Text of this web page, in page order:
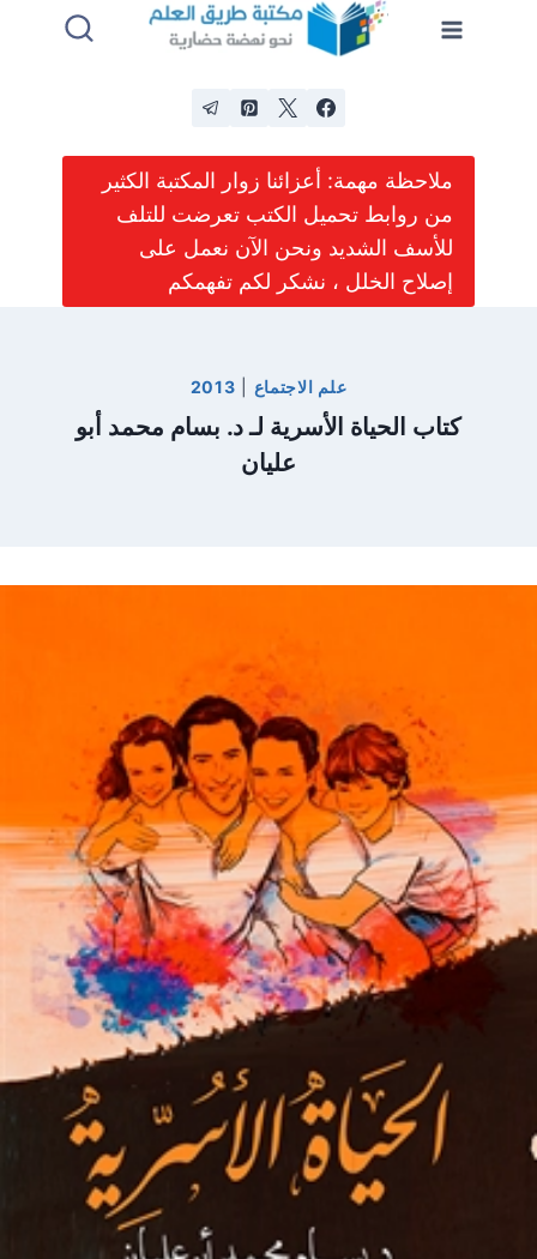
ملاحظة مهمة: أعزائنا زوار المكتبة الكثير
من روابط تحميل الكتب تعرضت للتلف
للأسف الشديد ونحن الآن نعمل على
إصلاح الخلل ، نشكر لكم تفهمكم
علم الاجتماع 2013
كتاب الحياة الأسرية لـ د. بسام محمد أبو
عليان